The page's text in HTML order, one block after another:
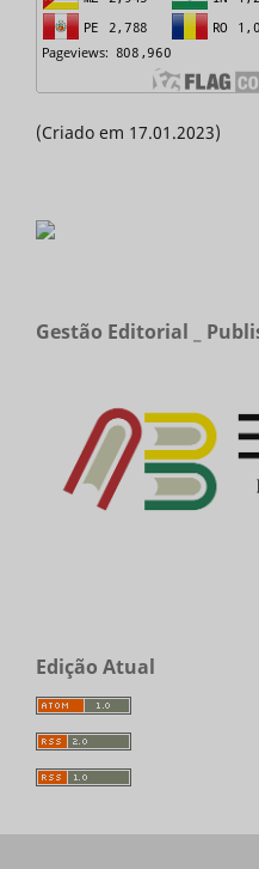
(Criado em 17.01.2023)
Gestão Editorial _
Edição Atual